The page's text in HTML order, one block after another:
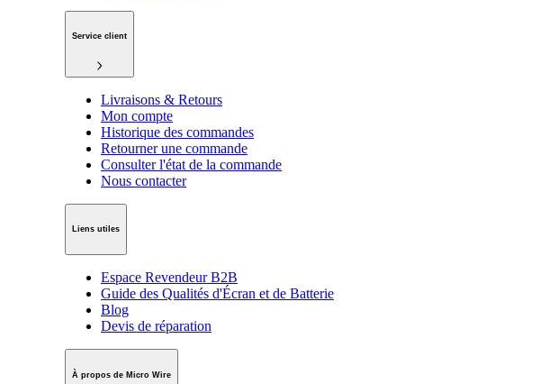
Service client
Livraisons & Retours
Mon compte
Historique des commandes
Retourner une commande
Consulter l'état de la commande
Nous contacter
Liens utiles
Espace Revendeur B2B
Guide des Qualités d'Écran et de Batterie
Blog
Devis de réparation
À propos de Micro Wire